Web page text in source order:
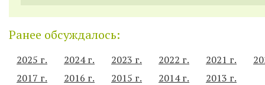
Ранее обсуждалось:
2025 г. 2024 г. 2023 г. 2022 г. 2021 г.
2017 г.
2016 г. 2015 г. 2014 г. 2013 г.